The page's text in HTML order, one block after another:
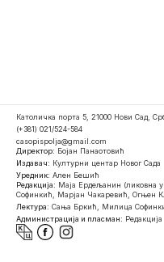
Католичка порта 5, 21000 Нови Сад,
(+381) 021/524-584
casopispolja@gmail.com
Директор: Бојан Панаотовић
Издавач: Културни центар Новог Сада
Уредник: Ален Бешић
Редакција: Маја Ердељанин (ликовна
Софинкић, Марјан Чакаревић, Огњен
Лектура: Сања Бркић, Милица
Администрација и пласман: Редакција